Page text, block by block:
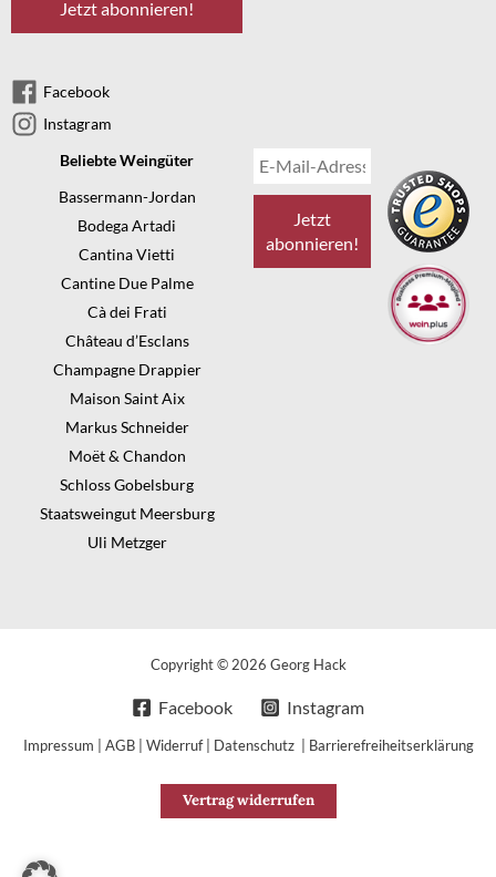
Facebook
Instagram
Beliebte Weingüter
Bassermann-Jordan
Bodega Artadi
Cantina Vietti
Cantine Due Palme
Cà dei Frati
Château d’Esclans
Champagne Drappier
Maison Saint Aix
Markus Schneider
Moët & Chandon
Schloss Gobelsburg
Staatsweingut Meersburg
Uli Metzger
Copyright © 2026 Georg Hack
Facebook Instagram
Impressum AGB| Widerruf| Datenschutz Barrierefreiheitserklärung
Vertrag widerrufen